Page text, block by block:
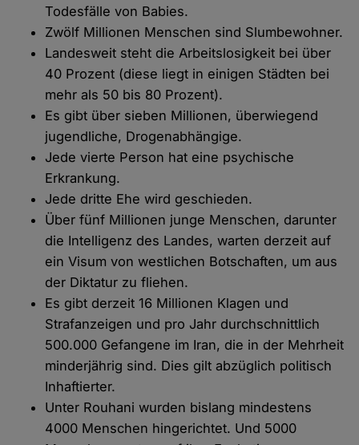
Todesfälle von Babies.
Zwölf Millionen Menschen sind Slumbewohner.
Landesweit steht die Arbeitslosigkeit bei über
40 Prozent (diese liegt in einigen Städten bei
mehr als 50 bis 80 Prozent).
Es gibt über sieben Millionen, überwiegend
jugendliche, Drogenabhängige.
Jede vierte Person hat eine psychische
Erkrankung.
Jede dritte Ehe wird geschieden.
Über fünf Millionen junge Menschen, darunter
die Intelligenz des Landes, warten derzeit auf
ein Visum von westlichen Botschaften, um aus
der Diktatur zu fliehen.
Es gibt derzeit 16 Millionen Klagen und
Strafanzeigen und pro Jahr durchschnittlich
500.000 Gefangene im Iran, die in der Mehrheit
minderjährig sind. Dies gilt abzüglich politisch
Inhaftierter.
Unter Rouhani wurden bislang mindestens
4000 Menschen hingerichtet. Und 5000